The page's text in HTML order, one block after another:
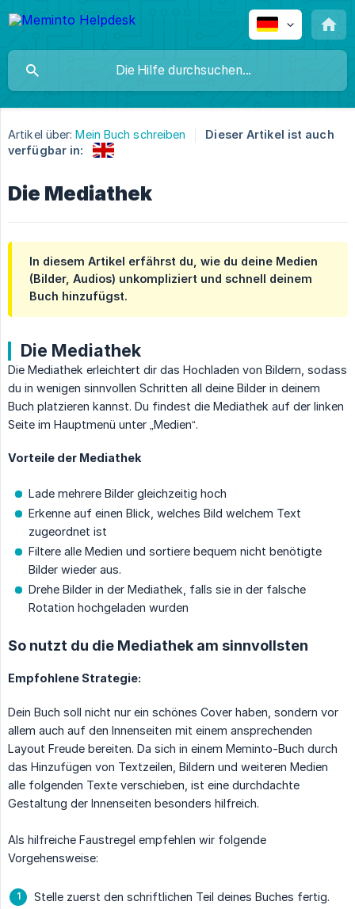
Artikel über: Mein Buch schreiben
Dieser Artikel ist auch
verfügbar in:
Die Mediathek
In diesem Artikel erfährst du, wie du deine Medien
(Bilder, Audios) unkompliziert und schnell deinem
Buch hinzufügst.
Die Mediathek
Die Mediathek erleichtert dir das Hochladen von Bildern, sodass
du in wenigen sinnvollen Schritten all deine Bilder in deinem
Buch platzieren kannst. Du findest die Mediathek auf der linken
Seite im Hauptmenü unter „Medien“.
Vorteile der Mediathek
Lade mehrere Bilder gleichzeitig hoch
Erkenne auf einen Blick, welches Bild welchem Text
zugeordnet ist
Filtere alle Medien und sortiere bequem nicht benötigte
Bilder wieder aus.
Drehe Bilder in der Mediathek, falls sie in der falsche
Rotation hochgeladen wurden
So nutzt du die Mediathek am sinnvollsten
Empfohlene Strategie:
Dein Buch soll nicht nur ein schönes Cover haben, sondern vor
allem auch auf den Innenseiten mit einem ansprechenden
Layout Freude bereiten. Da sich in einem Meminto-Buch durch
das Hinzufügen von Textzeilen, Bildern und weiteren Medien
alle folgenden Texte verschieben, ist eine durchdachte
Gestaltung der Innenseiten besonders hilfreich.
Als hilfreiche Faustregel empfehlen wir folgende
Vorgehensweise:
Stelle zuerst den schriftlichen Teil deines Buches fertig.